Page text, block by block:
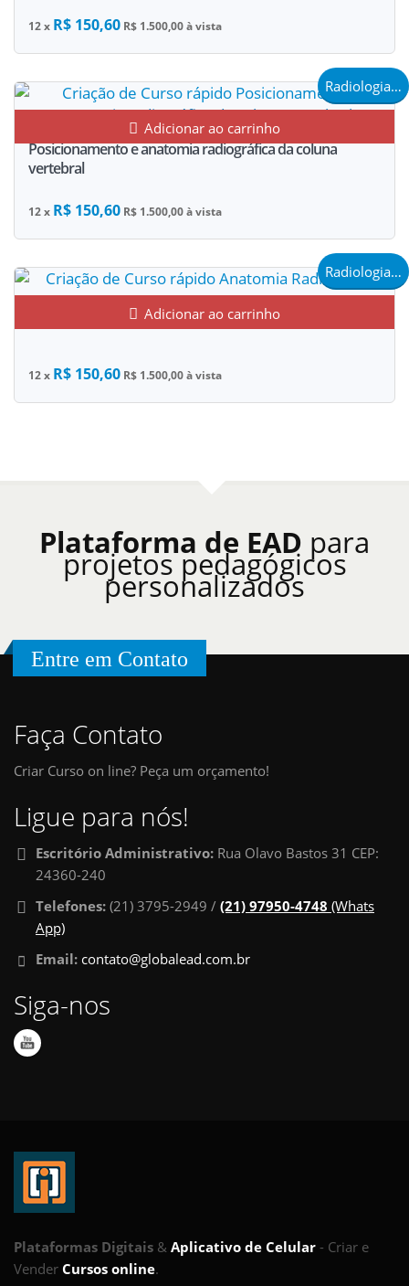
12 x R$ 150,60 R$ 1.500,00 à vista
Radiologia e Saúde
Adicionar ao carrinho
Posicionamento e anatomia radiográfica da coluna
vertebral
12 x R$ 150,60 R$ 1.500,00 à vista
Radiologia e Saúde
Adicionar ao carrinho
Anatomia Radiográfica
12 x R$ 150,60 R$ 1.500,00 à vista
Plataforma de EAD para
projetos pedagógicos
personalizados
Entre em Contato
Faça Contato
Criar Curso on line? Peça um orçamento!
Ligue para nós!
Escritório Administrativo: Rua Olavo Bastos 31 CEP:
24360-240
Telefones: (21) 3795-2949 / (21) 97950-4748 (Whats
App)
Email: contato@globalead.com.br
Siga-nos
Plataformas Digitais & Aplicativo de Celular - Criar e
Vender Cursos online.